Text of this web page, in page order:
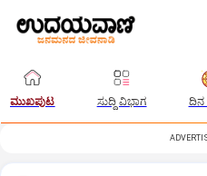
ಮುಖಪುಟ ಸುದ್ದಿ ವಿಭಾಗ ದಿನ